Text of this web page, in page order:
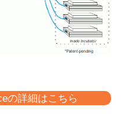
の詳細はこちら